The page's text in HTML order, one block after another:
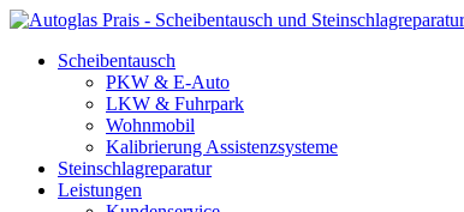
Scheibentausch
PKW & E-Auto
LKW & Fuhrpark
Wohnmobil
Kalibrierung Assistenzsysteme
Steinschlagreparatur
Leistungen